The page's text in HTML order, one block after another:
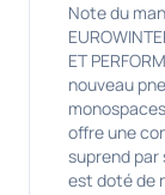
Note du
ET
nouveau
offre une
suprend par
est doté de